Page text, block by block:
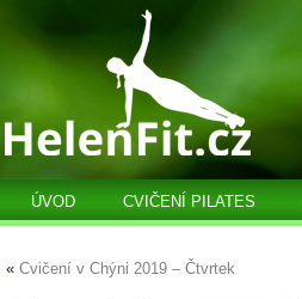
ÚVOD CVIČENÍ PILATES
« Cvičení v Chýni 2019 – Čtvrtek